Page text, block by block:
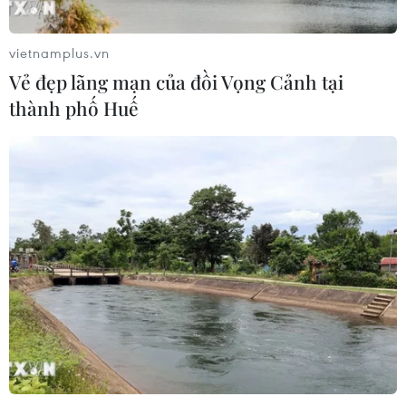
07/08/2026 09:49
Nhận định Singapore vs
Cục diện ASEAN Cup: Việt Nam
quyết giành ngôi đầu, Thái Lan vẫn
có thể bị loại
07/08/2026 02:29
Lịch thi đấu ASEAN Cup 2026 ngày
7/8: Việt Nam hướng đến ngôi đầu
vietnamplus.vn
Vẻ đẹp lãng mạn của đồi Vọng Cảnh tại
thành phố Huế